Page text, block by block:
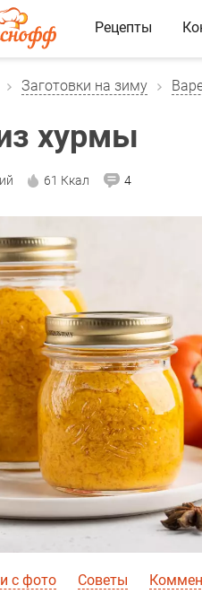
Рецепты
Заготовки на зиму
хурмы
61 Ккал 4
с фото Советы